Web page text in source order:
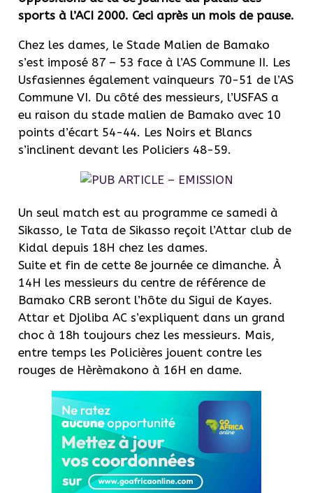
sports à l’ACI 2000. Ceci après un mois de pause.
Chez les dames, le Stade Malien de Bamako
s’est imposé 87 – 53 face à l’AS Commune II. Les
Usfasiennes également vainqueurs 70-51 de l’AS
Commune VI. Du côté des messieurs, l’USFAS a
eu raison du stade malien de Bamako avec 10
points d’écart 54-44. Les Noirs et Blancs
s’inclinent devant les Policiers 48-59.
Un seul match est au programme ce samedi à
Sikasso, le Tata de Sikasso reçoit l’Attar club de
Kidal depuis 18H chez les dames.
Suite et fin de cette 8e journée ce dimanche. À
14H les messieurs du centre de référence de
Bamako CRB seront l’hôte du Sigui de Kayes.
Attar et Djoliba AC s’expliquent dans un grand
choc à 18h toujours chez les messieurs. Mais,
entre temps les Policières jouent contre les
rouges de Hèrèmakono à 16H en dame.